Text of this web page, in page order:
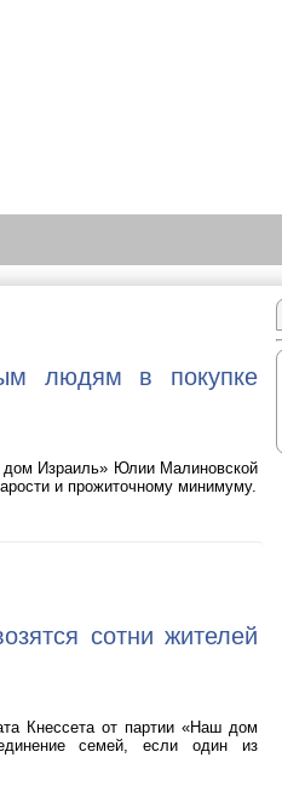
людям в покупке
дом Израиль» Юлии Малиновской
и прожиточному минимуму.
сотни жителей
Кнессета от партии «Наш дом
семей, если один из